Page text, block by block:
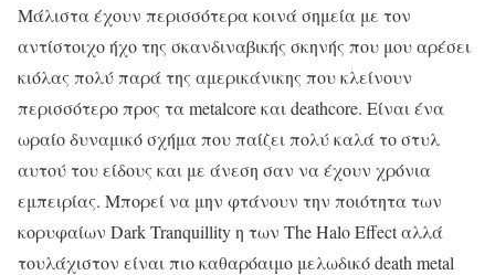
Μάλιστα έχουν περισσότερα κοινά σημεία με τον
αντίστοιχο ήχο της σκανδιναβικής σκηνής που μου αρέσει
κιόλας πολύ παρά της αμερικάνικης που κλείνουν
περισσότερο προς τα metalcore και deathcore. Είναι ένα
ωραίο δυναμικό σχήμα που παίζει πολύ καλά το στυλ
αυτού του είδους και με άνεση σαν να έχουν χρόνια
εμπειρίας. Μπορεί να μην φτάνουν την ποιότητα των
κορυφαίων Dark Tranquillity η των The Halo Effect αλλά
τουλάχιστον είναι πιο καθαρόαιμο μελωδικό death metal